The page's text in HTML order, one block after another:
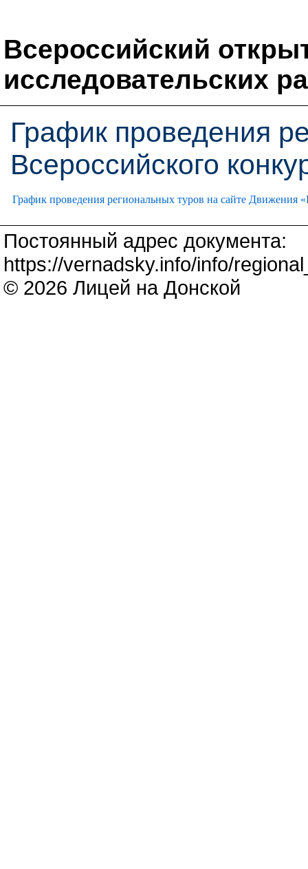
Всероссийский
исследовательских
График проведения
Всероссийского
График проведения региональных туров на сайте Движения
Постоянный адрес документа:
https://vernadsky.info/info/
© 2026 Лицей на Донской